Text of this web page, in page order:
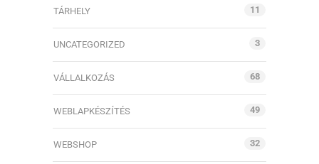
TÁRHELY 11
UNCATEGORIZED 3
VÁLLALKOZÁS 68
WEBLAPKÉSZÍTÉS 49
WEBSHOP 32